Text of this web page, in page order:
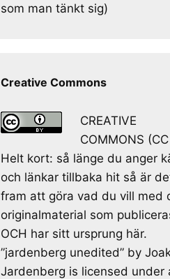
som man tänkt sig)
Creative Commons
CREATIVE
COMMONS
Helt kort: så länge du anger
och länkar tillbaka hit så är
fram att göra vad du vill med
originalmaterial som
OCH har sitt ursprung här.
”jardenberg unedited” by
Jardenberg is licensed under